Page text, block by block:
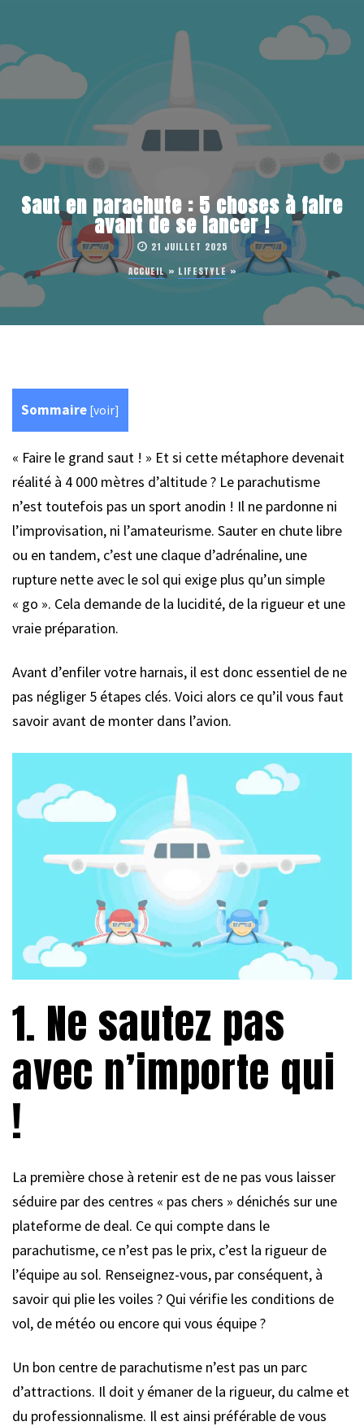
Saut en parachute : 5 choses à faire
avant de se lancer !
21 JUILLET 2025
ACCUEIL» LIFESTYLE»
Sommaire [voir]
« Faire le grand saut ! » Et si cette métaphore devenait
réalité à 4 000 mètres d’altitude ? Le parachutisme
n’est toutefois pas un sport anodin ! Il ne pardonne ni
l’improvisation, ni l’amateurisme. Sauter en chute libre
ou en tandem, c’est une claque d’adrénaline, une
rupture nette avec le sol qui exige plus qu’un simple
« go ». Cela demande de la lucidité, de la rigueur et une
vraie préparation.
Avant d’enfiler votre harnais, il est donc essentiel de ne
pas négliger 5 étapes clés. Voici alors ce qu’il vous faut
savoir avant de monter dans l’avion.
1. Ne sautez pas
avec n’importe qui
!
La première chose à retenir est de ne pas vous laisser
séduire par des centres « pas chers » dénichés sur une
plateforme de deal. Ce qui compte dans le
parachutisme, ce n’est pas le prix, c’est la rigueur de
l’équipe au sol. Renseignez-vous, par conséquent, à
savoir qui plie les voiles ? Qui vérifie les conditions de
vol, de météo ou encore qui vous équipe ?
Un bon centre de parachutisme n’est pas un parc
d’attractions. Il doit y émaner de la rigueur, du calme et
du professionnalisme. Il est ainsi préférable de vous